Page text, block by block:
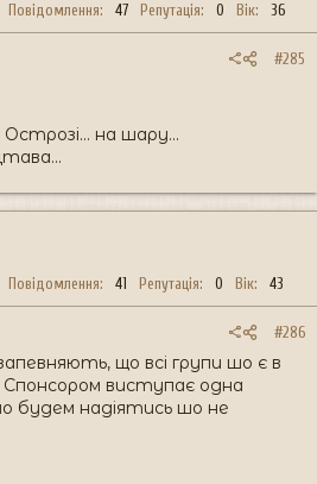
Повідомлення 47 Репутація 0 Вік 36
#285
Острозі... на шару...
Повідомлення 41 Репутація 0 Вік 43
#286
що всі групи шо є в
виступає одна
будем надіятись шо не